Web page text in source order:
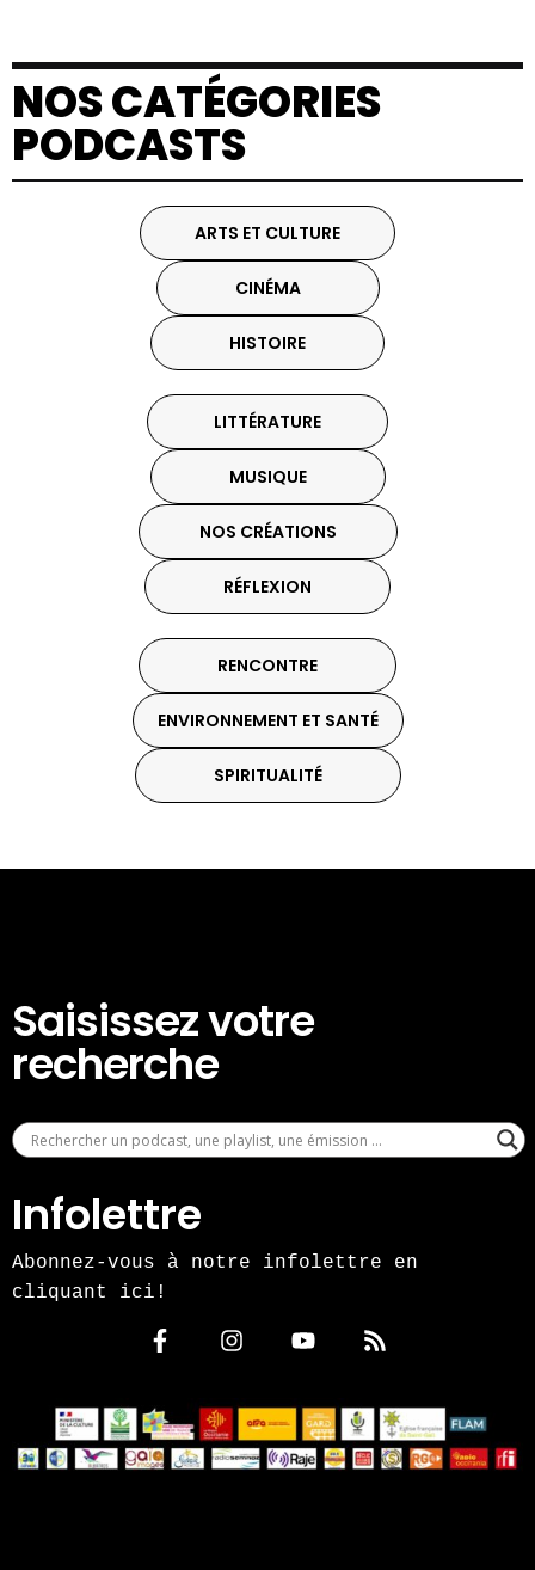
NOS CATÉGORIES
PODCASTS
ARTS ET CULTURE
CINÉMA
HISTOIRE
LITTÉRATURE
MUSIQUE
NOS CRÉATIONS
RÉFLEXION
RENCONTRE
ENVIRONNEMENT ET SANTÉ
SPIRITUALITÉ
Saisissez votre
recherche
Infolettre
Abonnez-vous à notre infolettre en
cliquant ici!